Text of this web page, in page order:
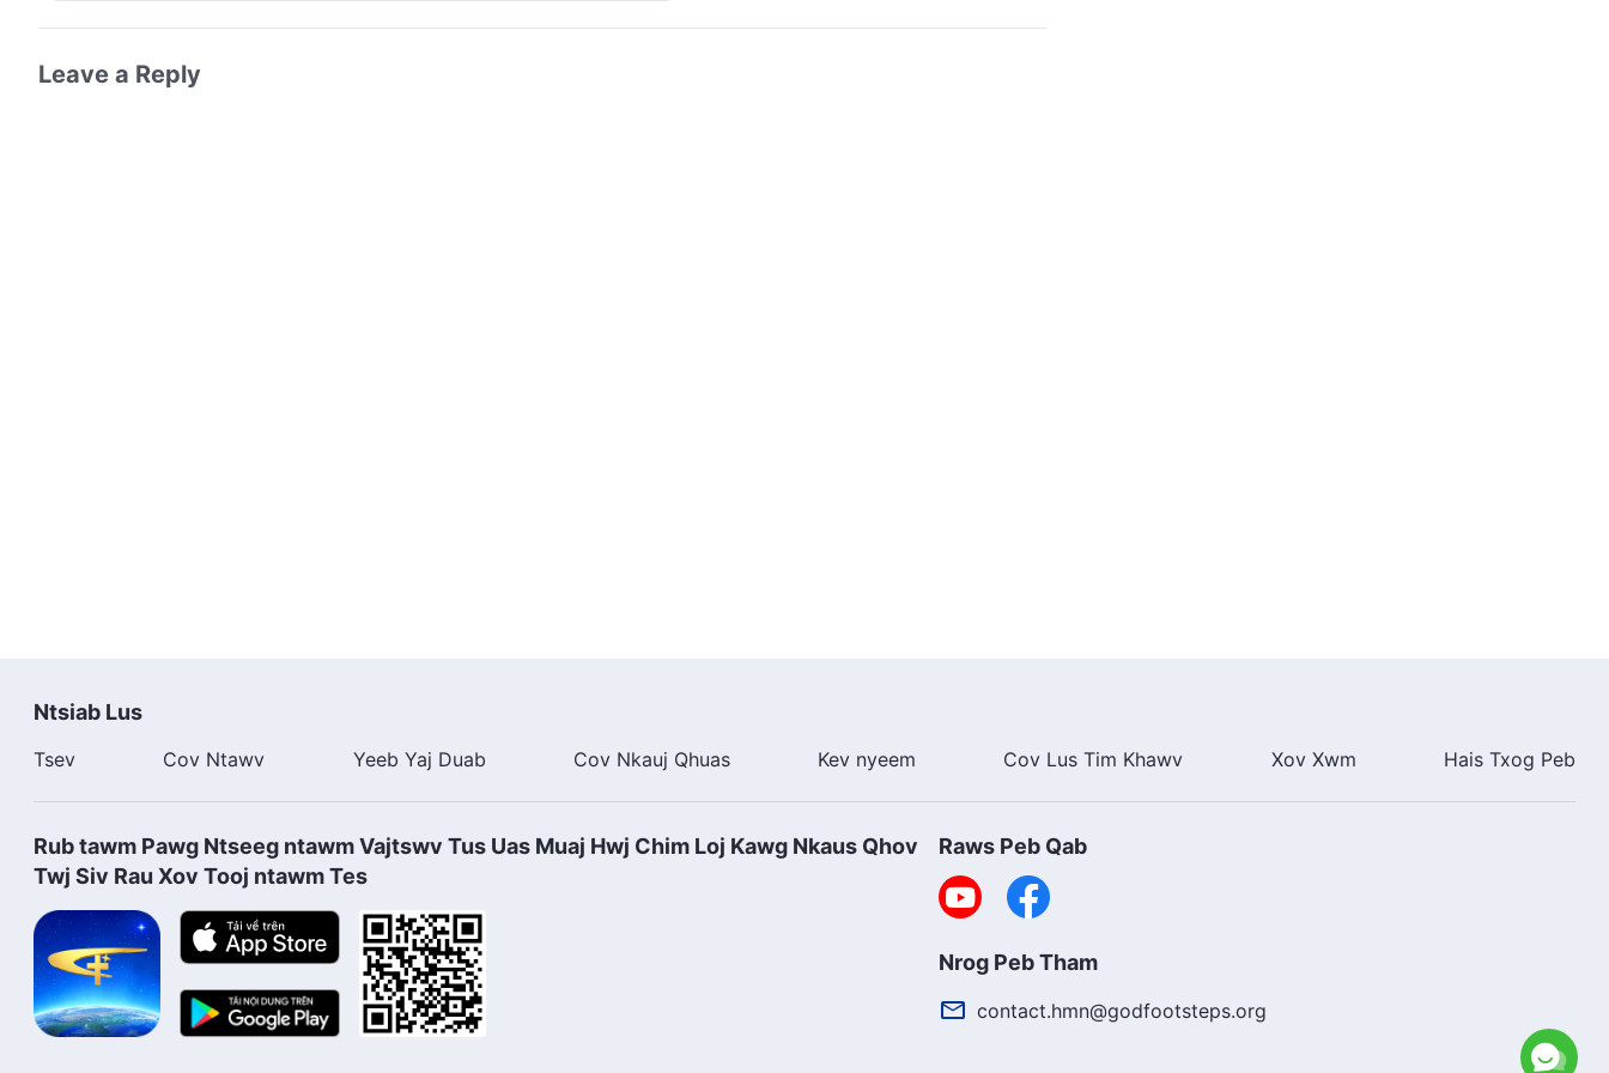
4:40
Cas Tib Neeg Thiaj Li Tsis Hlub
Paug?”
Mob Siab Heev Xwb Koj Thiaj Li
Paub Vajtswv Txoj Kev Ntxim
Leave a Reply
Ntsiab Lus
Tsev Cov Ntawv Yeeb Yaj Duab Cov Nkauj Qhuas Kev nyeem Cov Lus Tim Khawv Xov Xwm Hais Txog Peb
Rub tawm Pawg Ntseeg ntawm Vajtswv Tus Uas Muaj Hwj Chim Loj Kawg Nkaus Qhov
Twj Siv Rau Xov Tooj ntawm Tes
Raws Peb Qab
Nrog Peb Tham
contact.hmn@godfootsteps.org